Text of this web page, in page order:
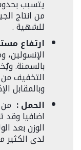
يتسبب
من انتاج
للشهية.
ارتفاع
الإنسولين،
بالسمنة.
التخفيف من
وبالمقابل
الحمل :
اضافيا
الوزن بعد
لدى الكثير